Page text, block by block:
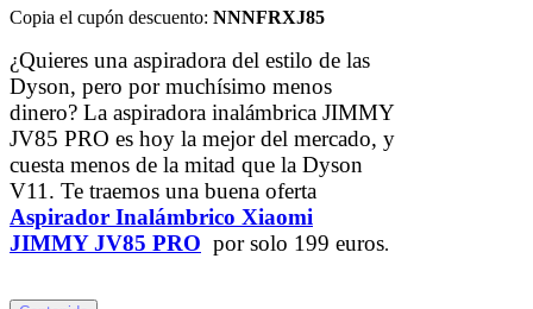
Copia el cupón descuento: NNNFRXJ85
¿Quieres una aspiradora del estilo de las
Dyson, pero por muchísimo menos
dinero? La aspiradora inalámbrica JIMMY
JV85 PRO es hoy la mejor del mercado, y
cuesta menos de la mitad que la Dyson
V11. Te traemos una buena oferta
Aspirador Inalámbrico Xiaomi
JIMMY JV85 PRO por solo 199 euros.